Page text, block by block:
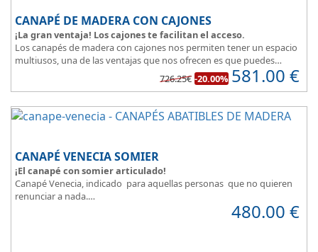
CANAPÉ DE MADERA CON CAJONES
¡La gran ventaja! Los cajones te facilitan el acceso.
Los canapés de madera con cajones nos permiten tener un espacio
multiusos, una de las ventajas que nos ofrecen es que puedes
disponer y acceder a lo que tienes almacenado en los cajones
quieras sin que entre polvo, así tus cosas estarán protegidas.
726.25€ -20.00% 581.00 €
CANAPÉ VENECIA SOMIER
¡El canapé con somier articulado!
Canapé Venecia, indicado para aquellas personas que no quieren
renunciar a nada.
Además de espacio extra, se adapta perfectamente a nuestra
480.00 €